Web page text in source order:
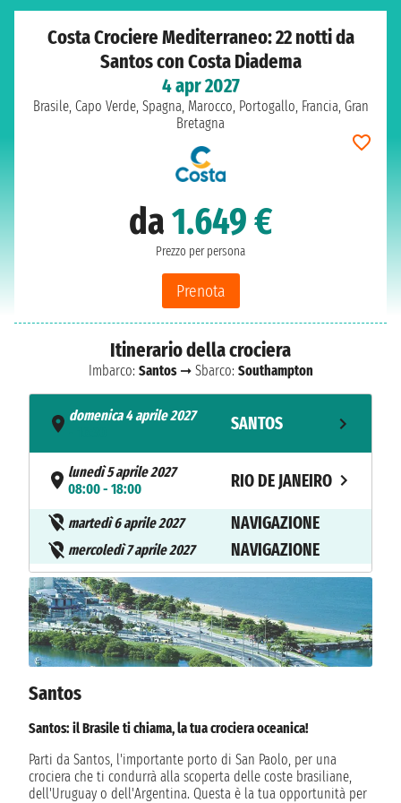
Costa Crociere Mediterraneo: 22 notti da
Santos con Costa Diadema
4 apr 2027
Brasile, Capo Verde, Spagna, Marocco, Portogallo, Francia, Gran
Bretagna
da1.649 €
Prezzo per persona
Prenota
Itinerario della crociera
Imbarco: Santos➞ Sbarco: Southampton
domenica 4 aprile 2027
SANTOS
lunedì 5 aprile 2027
08:00 - 18:00
RIO DE JANEIRO
martedì 6 aprile 2027 NAVIGAZIONE
mercoledì 7 aprile 2027 NAVIGAZIONE
giovedì 8 aprile 2027
08:00 - 17:00
venerdì 9 aprile 2027
12:00 - 20:00
MACEIO
sabato 10 aprile 2027
domenica 11 aprile 2027 NAVIGAZIONE
martedì 13 aprile 2027 NAVIGAZIONE
Santos
Santos: il Brasile ti chiama, la tua crociera oceanica!
Parti da Santos, l'importante porto di San Paolo, per una
crociera che ti condurrà alla scoperta delle coste brasiliane,
dell'Uruguay o dell'Argentina. Questa è la tua opportunità per